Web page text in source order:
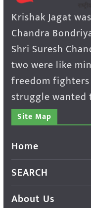
Krishak Jagat
Chandra
Shri Suresh
two were like
freedom
struggle
Site Map
Home
SEARCH
About Us